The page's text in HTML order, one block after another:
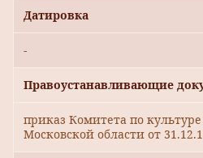
Датировка
-
Правоустанавливающие
приказ Комитета по
Московской области от